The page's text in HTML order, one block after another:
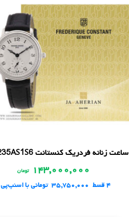
ساعت زنانه فردریک کنستانت FC-235AS1S6
۱۴۳,۰۰۰,۰۰۰ تومان
۴ قسط ۳۵,۷۵۰,۰۰۰ تومانیبا اسنپ‌پی